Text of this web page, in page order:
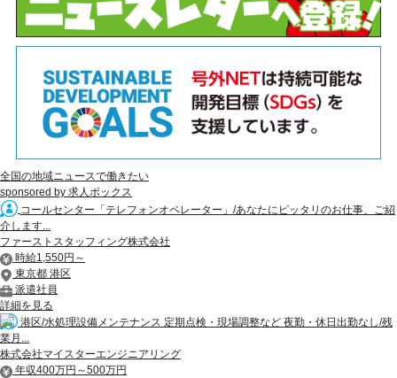
全国の地域ニュースで働きたい
sponsored by 求人ボックス
コールセンター「テレフォンオペレーター」/あなたにピッタリのお仕事、ご紹
介します...
ファーストスタッフィング株式会社
時給1,550円～
東京都 港区
派遣社員
詳細を見る
港区/水処理設備メンテナンス 定期点検・現場調整など 夜勤・休日出勤なし/残
業月...
株式会社マイスターエンジニアリング
年収400万円～500万円